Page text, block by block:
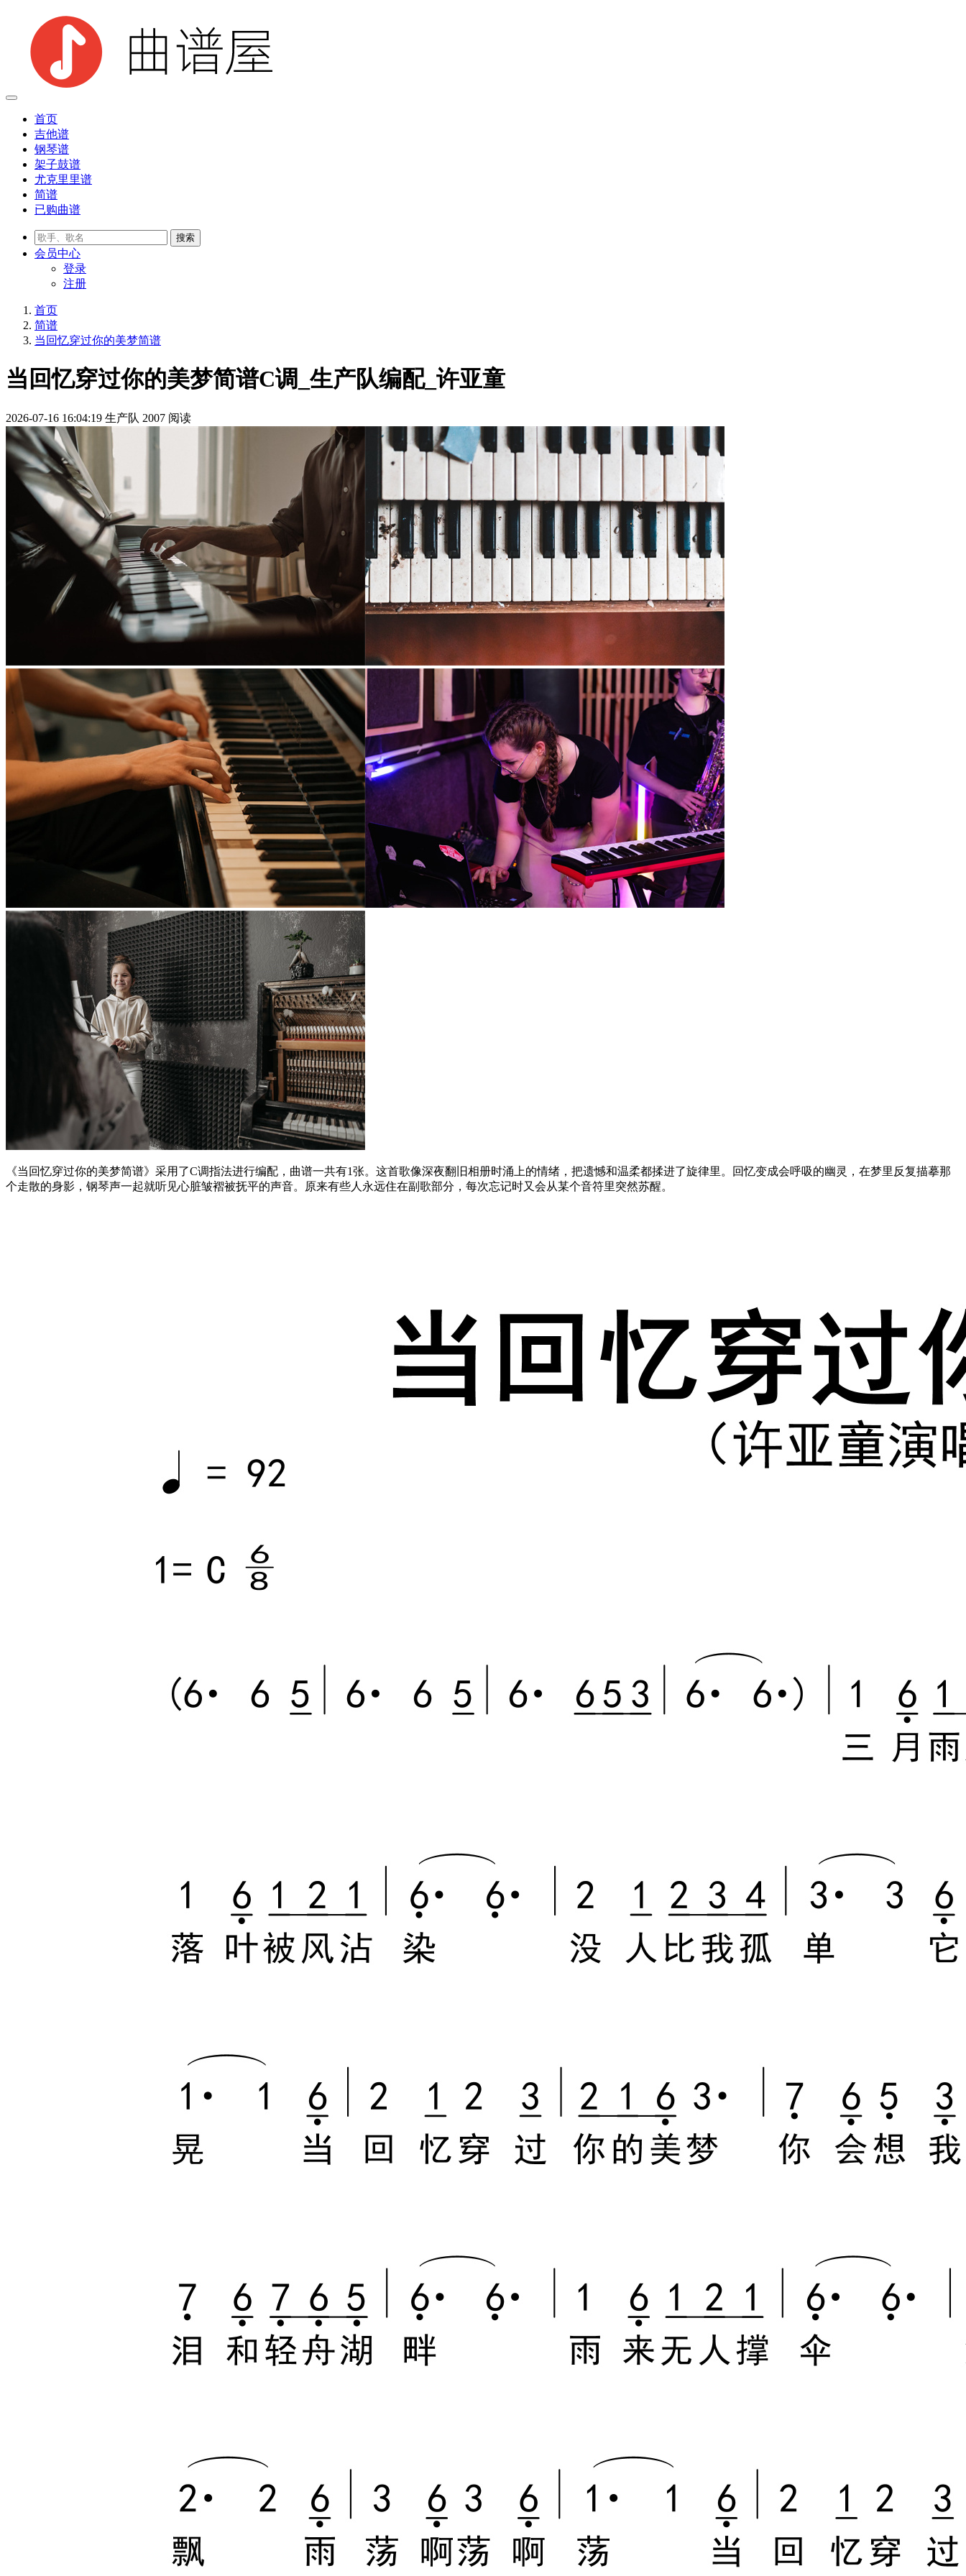
首页
吉他谱
钢琴谱
架子鼓谱
尤克里里谱
简谱
已购曲谱
会员中心
登录
注册
首页
简谱
当回忆穿过你的美梦简谱
当回忆穿过你的美梦简谱C调_生产队编配_许亚童
2026-07-16 16:04:19 生产队 2007 阅读
《当回忆穿过你的美梦简谱》采用了C调指法进行编配，曲谱一共有1张。这首歌像深夜翻旧相册时涌上的情绪，把遗憾和温柔都揉进了旋律里。回忆变成会呼吸的幽灵，在梦里反复描摹那
个走散的身影，钢琴声一起就听见心脏皱褶被抚平的声音。原来有些人永远住在副歌部分，每次忘记时又会从某个音符里突然苏醒。